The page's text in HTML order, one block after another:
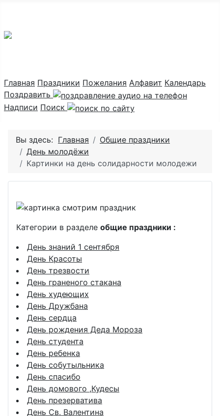
Главная Праздники Пожелания Алфавит Календарь
Поздравить
Надписи Поиск
Вы здесь: Главная
Общие праздники
День молодёжи
Картинки на день солидарности молодежи
Категории в разделе общие праздники :
День знаний 1 сентября
День Красоты
День трезвости
День граненого стакана
День худеющих
День Дружбана
День сердца
День рождения Деда Мороза
День студента
День ребенка
День собутыльника
День спасибо
День домового ,Кудесы
День презерватива
День Св. Валентина